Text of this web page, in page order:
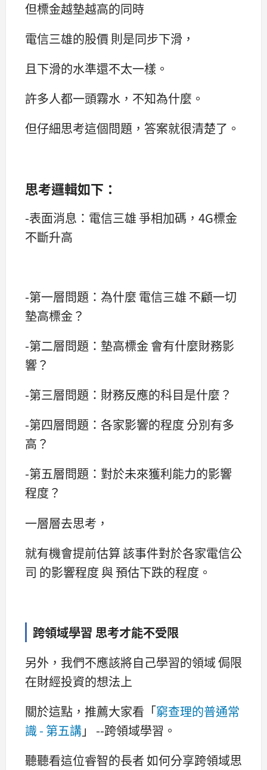
但標金越墊越高的同時
電信三雄的股價 則是同步下滑，
且下滑的水準還不太一樣。
許多人都一頭霧水，不知為什麼。
但仔細思考這個問題，答案就很清楚了。
思考邏輯如下：
-表面消息：電信三雄 爭相加碼，4G標金
不斷升高
-第一層問題：為什麼 電信三雄 不顧一切
墊高標金？
-第二層問題：墊高標金 會有什麼財務影
響？
-第三層問題：財務反應的科目是什麼？
-第四層問題：各家影響的程度 分別有多
高？
-第五層問題：對於未來獲利能力的影響
程度？
一層層去思考，
就有機會提前估算 該事件對於各家電信公
司 的影響程度 與 預估下跌的程度。
跨領域學習 思考才能不受限
另外，我們不應該將自己學習的領域 侷限
在財經投資的想法上
關於這點，推薦大家看「窮查理的普通常
識 - 第五講」 --跨領域學習。
聽聽看這位睿智的長者 如何分享跨領域思